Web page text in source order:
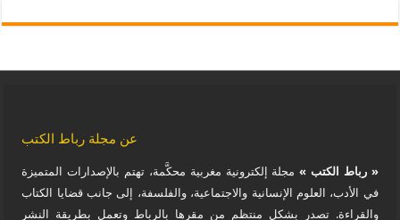
عن مجلة رباط الكتب
« رباط الكتب »مجلة إلكترونية مغربية محكَّمة، تهتم بالإصدارات المتميزة
في الأدب، العلوم الإنسانية والاجتماعية، والفلسفة، إلى جانب قضايا الكتاب
والقراءة. تصدر بشكل منتظم من مقرها بالرباط وتعمل بطريقة النشر